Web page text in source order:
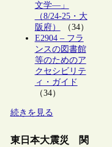
文学―」
（8/24-25・大
阪府）
（34）
E2904 – フラ
ンスの図書館
等のためのア
クセシビリテ
ィ・ガイド
（34）
続きを見る
東日本大震災 関